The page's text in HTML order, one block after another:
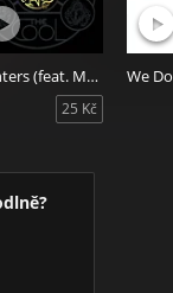
Fighters (feat. Matthew Santos)
25 Kč